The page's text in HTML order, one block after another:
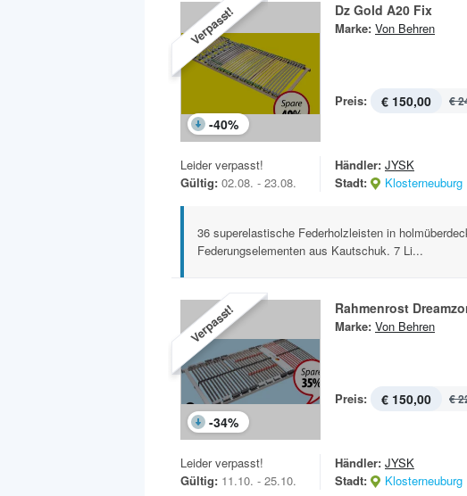
Verpasst!
-40%
Dz Gold A20 Fix
Marke: Von Behren
Preis: € 150,00 €
Leider verpasst!
Gültig: 02.08. - 23.08.
Händler: JYSK
Stadt:
Klosterneuburg
36 superelastische Federholzleisten in
Federungselementen aus Kautschuk. 7 Li...
Verpasst!
-34%
Rahmenrost
Marke: Von Behren
Preis: € 150,00 €
Leider verpasst!
Gültig: 11.10. - 25.10.
Händler: JYSK
Stadt:
Klosterneuburg